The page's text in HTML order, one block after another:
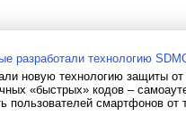
разработали технологию
новую технологию защиты
«быстрых» кодов –
пользователей смартфонов